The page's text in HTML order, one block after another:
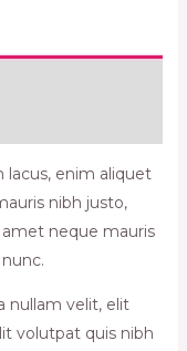
lacus, enim aliquet
nibh justo,
neque mauris
nullam velit, elit
volutpat quis nibh